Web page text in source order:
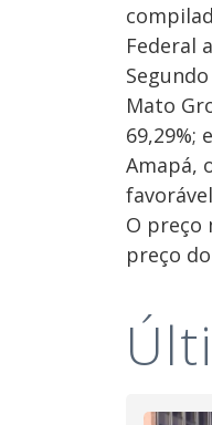
Federal
Mato
69,29%;
Amapá,
O preço
preço